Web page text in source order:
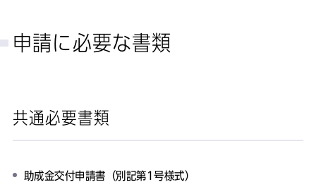
申請に必要な書類
共通必要書類
助成金交付申請書（別記第1号様式）